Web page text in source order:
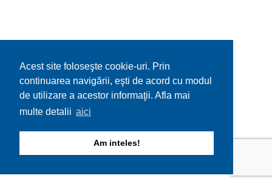
Acest site foloseşte cookie-uri. Prin
continuarea navigării, eşti de acord cu modul
de utilizare a acestor informaţii. Afla mai
multe detalii aici
Am inteles!